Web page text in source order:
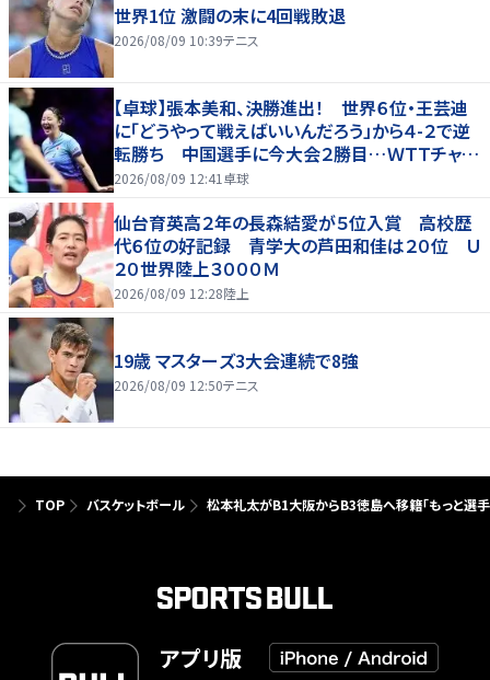
世界1位 激闘の末に4回戦敗退
2026/08/09 10:39テニス
【卓球】張本美和、決勝進出！ 世界６位・王芸迪
に「どうやって戦えばいいんだろう」から４-２で逆
転勝ち 中国選手に今大会２勝目…ＷＴＴチャン
ピオンズ横浜
2026/08/09 12:41 卓球
仙台育英高２年の長森結愛が５位入賞 高校歴
代６位の好記録 青学大の芦田和佳は２０位 Ｕ
２０世界陸上３０００Ｍ
2026/08/09 12:28陸上
19歳 マスターズ3大会連続で8強
2026/08/09 12:50テニス
TOP バスケットボール 松本礼太がB1大阪からB3徳島へ移籍「もっと選
アプリ版